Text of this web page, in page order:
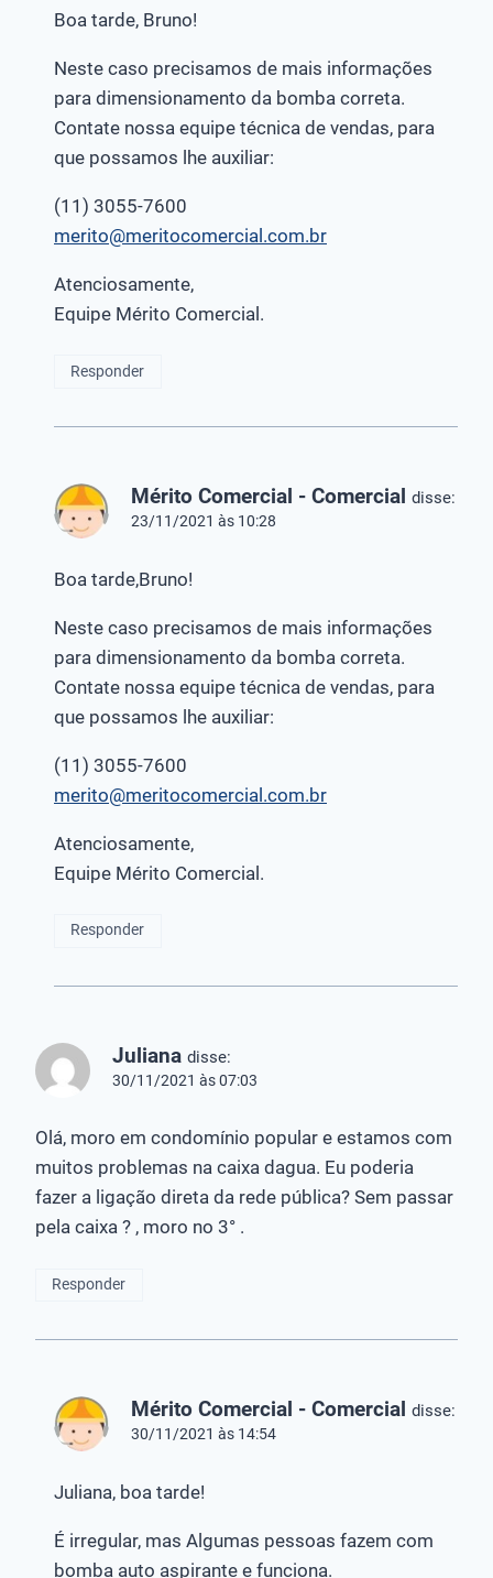
Boa tarde, Bruno!
Neste caso precisamos de mais informações
para dimensionamento da bomba correta.
Contate nossa equipe técnica de vendas, para
que possamos lhe auxiliar:
(11) 3055-7600
merito@meritocomercial.com.br
Atenciosamente,
Equipe Mérito Comercial.
Responder
Mérito Comercial - Comercial disse:
23/11/2021 às 10:28
Boa tarde,Bruno!
Neste caso precisamos de mais informações
para dimensionamento da bomba correta.
Contate nossa equipe técnica de vendas, para
que possamos lhe auxiliar:
(11) 3055-7600
merito@meritocomercial.com.br
Atenciosamente,
Equipe Mérito Comercial.
Responder
Juliana disse:
30/11/2021 às 07:03
Olá, moro em condomínio popular e estamos com
muitos problemas na caixa dagua. Eu poderia
fazer a ligação direta da rede pública? Sem passar
pela caixa ? , moro no 3° .
Responder
Mérito Comercial - Comercial disse:
30/11/2021 às 14:54
Juliana, boa tarde!
É irregular, mas Algumas pessoas fazem com
bomba auto aspirante e funciona.